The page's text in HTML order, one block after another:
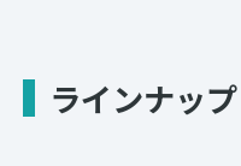
ラインナップ